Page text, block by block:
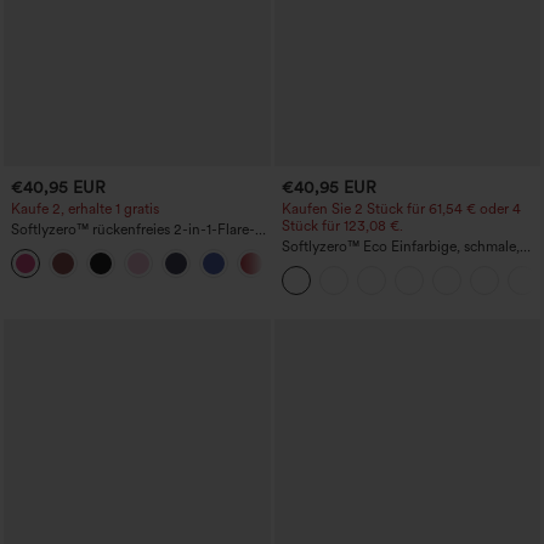
€40,95 EUR
Kaufe 2, erhalte 1 gratis
Softlyzero™ rückenfreies 2-in-1-Flare-
Trainingskleid – Wannabe – Easy Peezy
€40,95 EUR
Kaufen Sie 2 Stück für 61,54 € oder 4
Stück für 123,08 €.
Softlyzero™ Eco Einfarbige, schmale,
hoch taillierte Wanderhose mit
mehreren Taschen